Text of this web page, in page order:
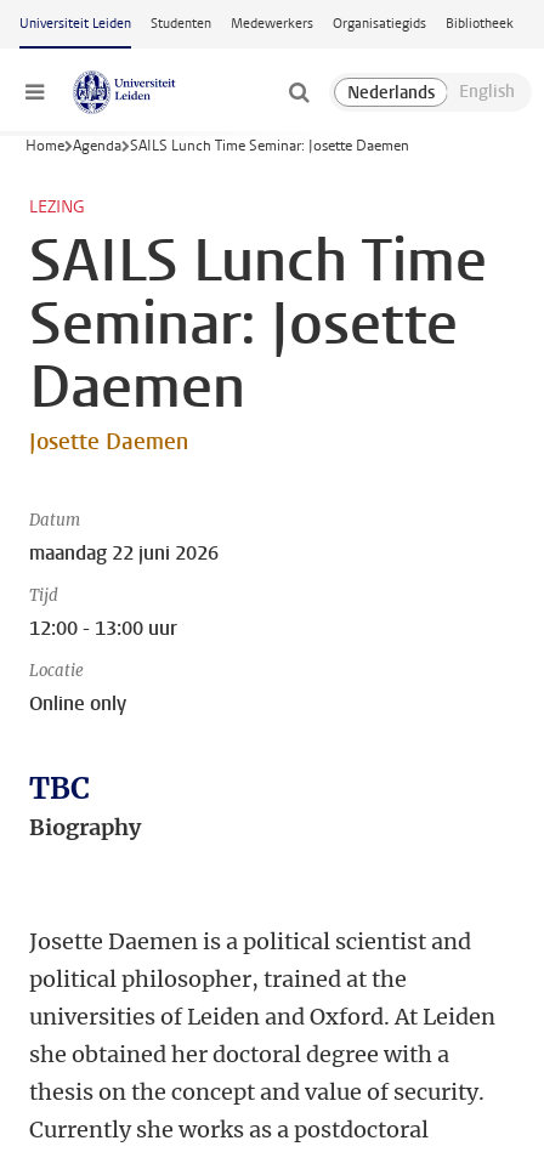
Ga naar hoofdinhoud
Universiteit Leiden Studenten Medewerkers Organisatiegids Bibliotheek
Menu
Home Agenda SAILS Lunch Time Seminar: Josette Daemen
LEZING
SAILS Lunch Time
Seminar: Josette
Daemen
Josette Daemen
Datum
maandag 22 juni 2026
Tijd
12:00 - 13:00 uur
Locatie
Online only
TBC
Biography
Josette Daemen is a political scientist and
political philosopher, trained at the
universities of Leiden and Oxford. At Leiden
she obtained her doctoral degree with a
thesis on the concept and value of security.
Currently she works as a postdoctoral